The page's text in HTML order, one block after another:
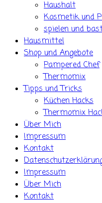
Haushalt
Kosmetik und
spielen und
Hausmittel
Shop und Angebote
Pampered Chef
Thermomix
Tipps und Tricks
Küchen Hacks
Thermomix
Über Mich
Impressum
Kontakt
Impressum
Über Mich
Kontakt